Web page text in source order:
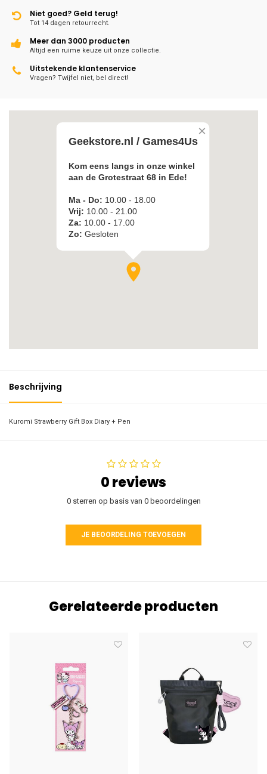
Niet goed? Geld terug!
Tot 14 dagen retourrecht.
Meer dan 3000 producten
Altijd een ruime keuze uit onze collectie.
Uitstekende klantenservice
Vragen? Twijfel niet, bel direct!
Beschrijving
Kuromi Strawberry Gift Box Diary + Pen
0 reviews
0 sterren op basis van 0 beoordelingen
JE BEOORDELING TOEVOEGEN
Gerelateerde producten